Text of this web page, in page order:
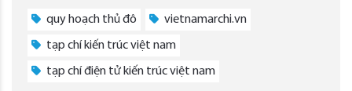
quy hoạch thủ đô vietnamarchi.vn
tạp chí kiến trúc việt nam
tạp chí điện tử kiến trúc việt nam